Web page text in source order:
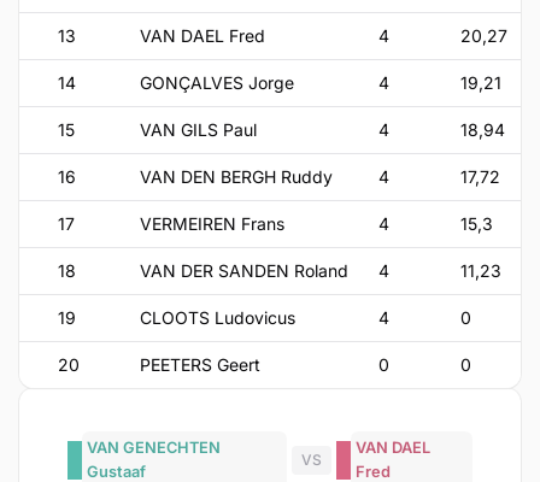
13 VAN DAEL Fred 4 20,27
14 GONÇALVES Jorge 4 19,21
15 VAN GILS Paul 4 18,94
16 VAN DEN BERGH Ruddy 4 17,72
17 VERMEIREN Frans 4 15,3
18 VAN DER SANDEN Roland 4 11,23
19 CLOOTS Ludovicus 4 0
20 PEETERS Geert 0 0
VAN GENECHTEN
Gustaaf
VS
VAN DAEL
Fred